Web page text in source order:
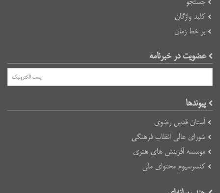
کلید واژگان
بر خط زمان
عضویت در خبرنامه
پیوند‌ها
آستان قدس رضوی
شورای عالی انقلاب فرهنگی
موسسه آفرینش های هنری
کنسرسیوم محتوای ملی